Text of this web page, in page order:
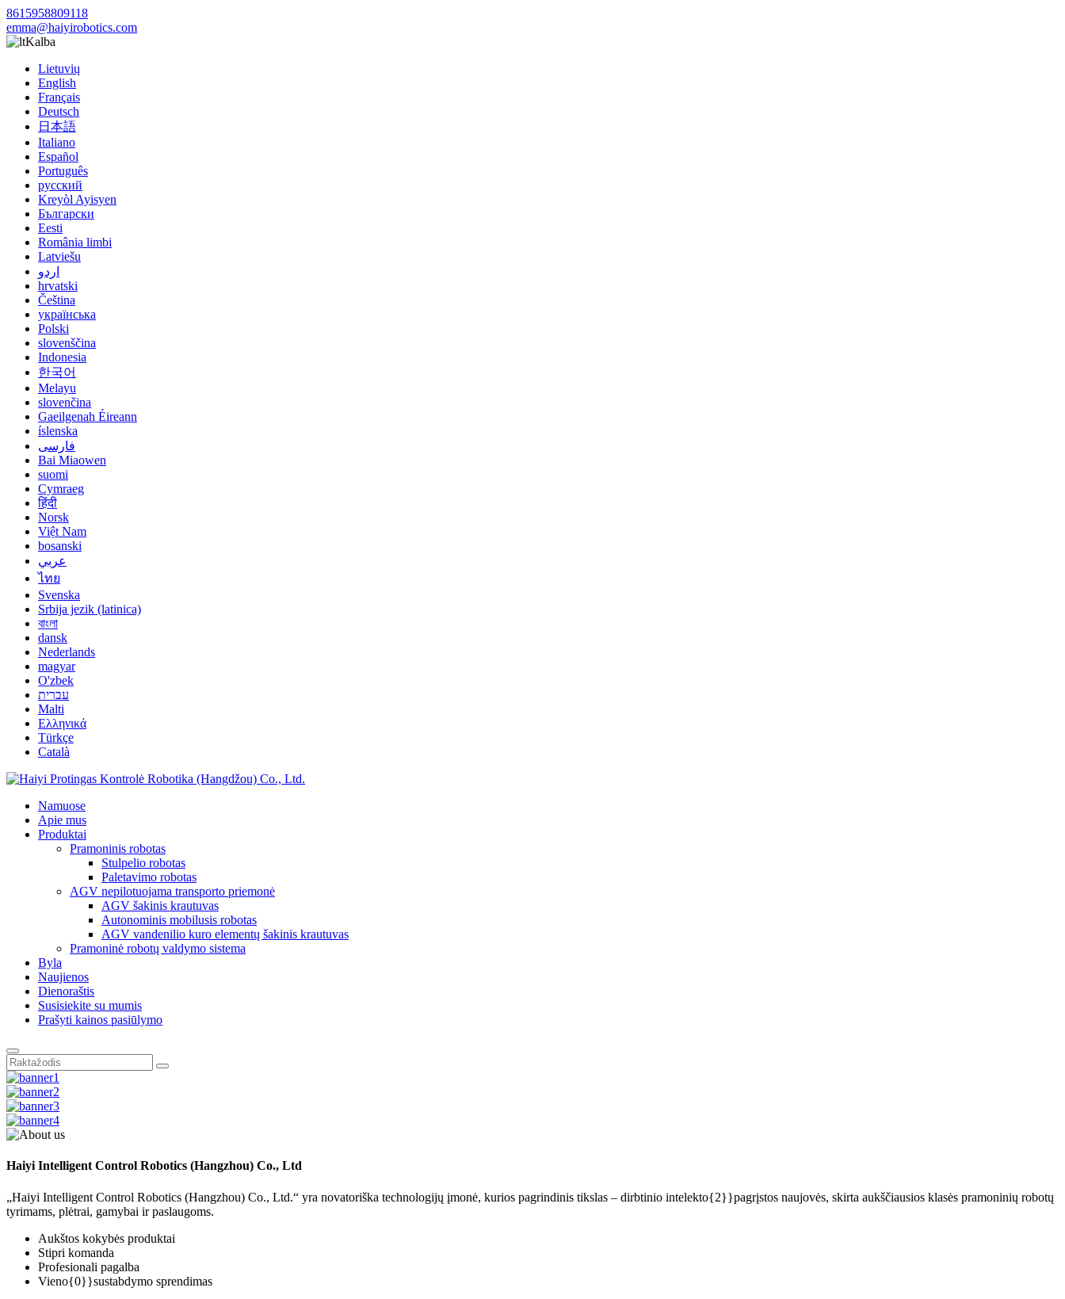
8615958809118
emma@haiyirobotics.com
Kalba
Lietuvių
English
Français
Deutsch
日本語
Italiano
Español
Português
русский
Kreyòl Ayisyen
Български
Eesti
România limbi
Latviešu
اردو
hrvatski
Čeština
українська
Polski
slovenščina
Indonesia
한국어
Melayu
slovenčina
Gaeilgenah Éireann
íslenska
فارسی
Bai Miaowen
suomi
Cymraeg
हिंदी
Norsk
Việt Nam
bosanski
عربي
ไทย
Svenska
Srbija jezik (latinica)
বাংলা
dansk
Nederlands
magyar
O'zbek
עברית
Malti
Ελληνικά
Türkçe
Català
Namuose
Apie mus
Produktai
Pramoninis robotas
Stulpelio robotas
Paletavimo robotas
AGV nepilotuojama transporto priemonė
AGV šakinis krautuvas
Autonominis mobilusis robotas
AGV vandenilio kuro elementų šakinis krautuvas
Pramoninė robotų valdymo sistema
Byla
Naujienos
Dienoraštis
Susisiekite su mumis
Prašyti kainos pasiūlymo
Haiyi Intelligent Control Robotics (Hangzhou) Co., Ltd
„Haiyi Intelligent Control Robotics (Hangzhou) Co., Ltd.“ yra novatoriška technologijų įmonė, kurios pagrindinis tikslas – dirbtinio intelekto{2}}pagrįstos naujovės, skirta aukščiausios klasės pramoninių robotų
tyrimams, plėtrai, gamybai ir paslaugoms.
Aukštos kokybės produktai
Stipri komanda
Profesionali pagalba
Vieno{0}}sustabdymo sprendimas